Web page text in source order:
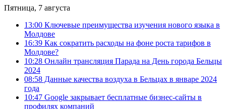
Пятница, 7 августа
13:00 Ключевые преимущества изучения нового языка в
Молдове
16:39 Как сократить расходы на фоне роста тарифов в
Молдове?
10:28 Онлайн трансляция Парада на День города Бельцы
2024
08:58 Данные качества воздуха в Бельцах в январе 2024
года
10:47 Google закрывает бесплатные бизнес-сайты в
профилях компаний